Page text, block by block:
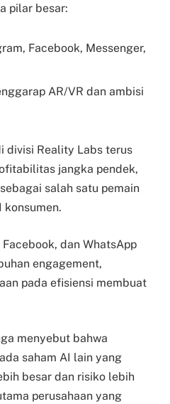
pilar besar:
Facebook, Messenger,
AR/VR dan ambisi
divisi Reality Labs terus
jangka pendek,
salah satu pemain
konsumen.
dan WhatsApp
engagement,
pada efisiensi membuat
menyebut bahwa
saham AI lain yang
besar dan risiko lebih
perusahaan yang